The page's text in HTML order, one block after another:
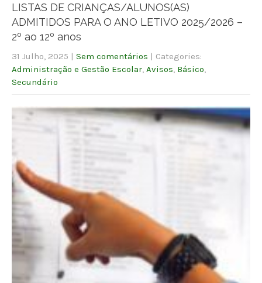
LISTAS DE CRIANÇAS/ALUNOS(AS)
ADMITIDOS PARA O ANO LETIVO 2025/2026 –
2º ao 12º anos
31 Julho, 2025 | Sem comentários | Categories:
Administração e Gestão Escolar Avisos Básico
Secundário